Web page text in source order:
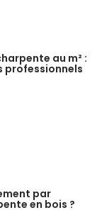
au m² :
professionnels
par
en bois ?